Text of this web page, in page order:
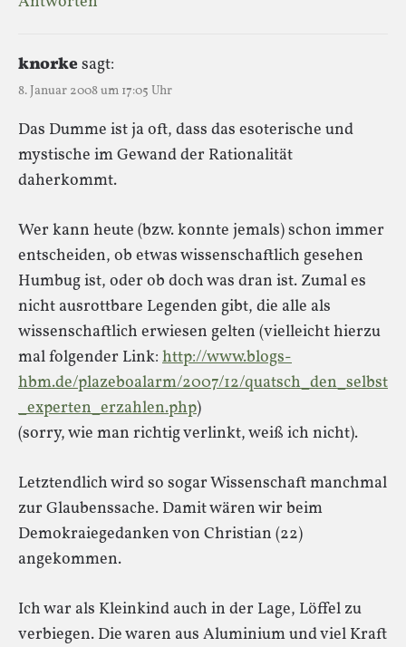
knorkesagt:
8. Januar 2008 um 17:05 Uhr
Das Dumme ist ja oft, dass das esoterische und
mystische im Gewand der Rationalität
daherkommt.
Wer kann heute (bzw. konnte jemals) schon immer
entscheiden, ob etwas wissenschaftlich gesehen
Humbug ist, oder ob doch was dran ist. Zumal es
nicht ausrottbare Legenden gibt, die alle als
wissenschaftlich erwiesen gelten (vielleicht hierzu
mal folgender Link: http://www.blogs-
hbm.de/plazeboalarm/2007/12/quatsch_den_selbst
_experten_erzahlen.php)
(sorry, wie man richtig verlinkt, weiß ich nicht).
Letztendlich wird so sogar Wissenschaft manchmal
zur Glaubenssache. Damit wären wir beim
Demokraiegedanken von Christian (22)
angekommen.
Ich war als Kleinkind auch in der Lage, Löffel zu
verbiegen. Die waren aus Aluminium und viel Kraft